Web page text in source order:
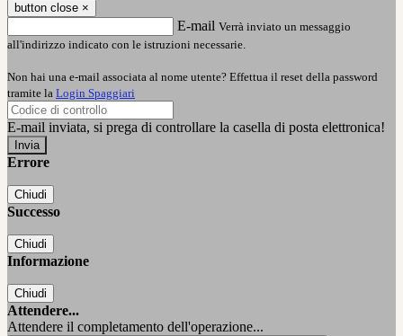
button close ×
E-mail Verrà inviato un messaggio
all'indirizzo indicato con le istruzioni necessarie.
Non hai una e-mail associata al nome utente? Effettua il reset della password
tramite la Login Spaggiari
E-mail inviata, si prega di controllare la casella di posta elettronica!
Errore
Chiudi
Successo
Chiudi
Informazione
Chiudi
Attendere...
Attendere il completamento dell'operazione...